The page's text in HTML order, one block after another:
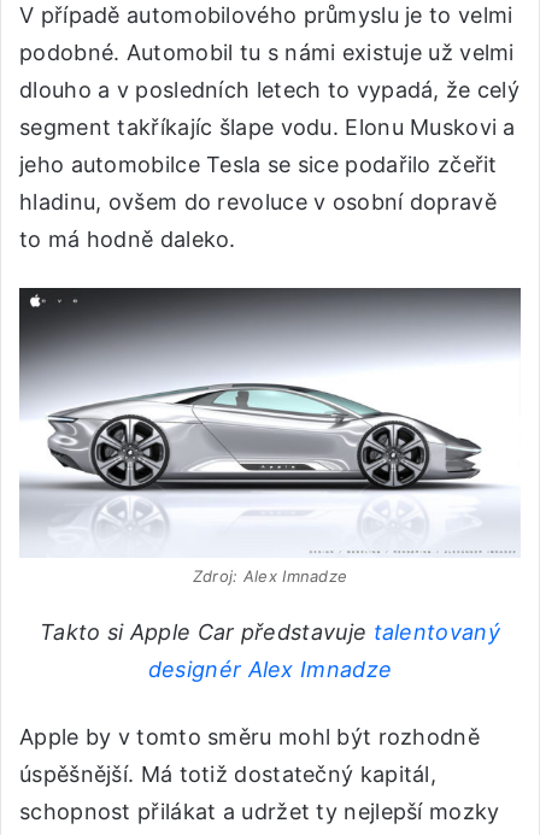
V případě automobilového průmyslu je to velmi
podobné. Automobil tu s námi existuje už velmi
dlouho a v posledních letech to vypadá, že celý
segment takříkajíc šlape vodu. Elonu Muskovi a
jeho automobilce Tesla se sice podařilo zčeřit
hladinu, ovšem do revoluce v osobní dopravě
to má hodně daleko.
Zdroj: Alex Imnadze
Takto si Apple Car představuje talentovaný
designér Alex Imnadze
Apple by v tomto směru mohl být rozhodně
úspěšnější. Má totiž dostatečný kapitál,
schopnost přilákat a udržet ty nejlepší mozky